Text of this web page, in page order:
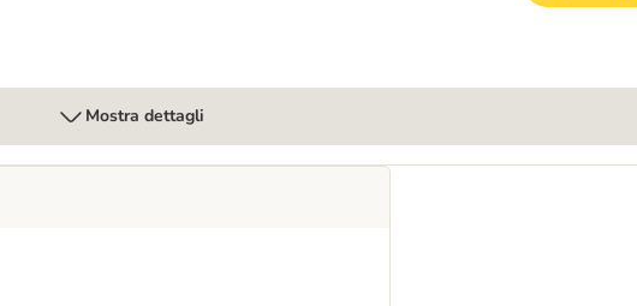
Mostra dettagli